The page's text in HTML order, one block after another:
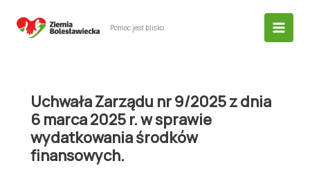
Pomoc jest blisko.
Uchwała Zarządu nr 9/2025 z dnia
6 marca 2025 r. w sprawie
wydatkowania środków
finansowych.